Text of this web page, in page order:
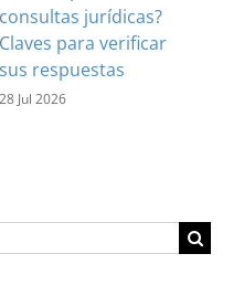
consultas jurídicas?
Claves para verificar
sus respuestas
28 Jul 2026